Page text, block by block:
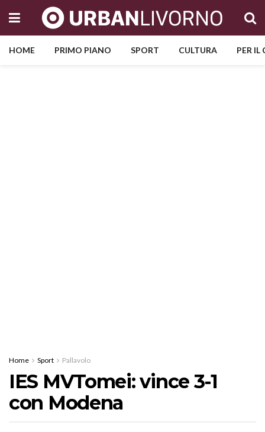
HOME PRIMO PIANO SPORT CULTURA PER
Home Sport Pallavolo
IES MVTomei: vince 3-1
con Modena